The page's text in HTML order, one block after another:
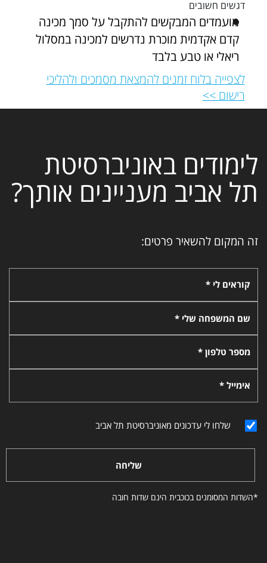
דגשים חשובים
מועמדים המבקשים להתקבל על סמך מכינה
קדם אקדמית מוכרת נדרשים למכינה במסלול
ריאלי או טבע בלבד
לצפייה בלוח זמנים להמצאת מסמכים ולהליכי
רישום >>
לימודים באוניברסיטת
תל אביב מעניינים אותך?
זה המקום להשאיר פרטים:
קוראים לי *
שם המשפחה שלי *
מספר טלפון *
אימייל *
שלחו לי עדכונים מאוניברסיטת תל אביב
שליחה
*השדות המסומנים בכוכבית הינם שדות חובה